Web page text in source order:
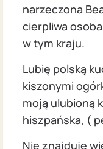
narzeczona
cierpliwa
w tym kraju.
Lubię polską
kiszonymi
moją ulubioną
hiszpańska, (
Nie znajduję